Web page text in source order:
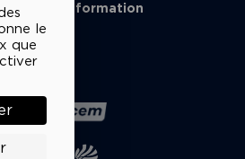
le
que
lettre d’information